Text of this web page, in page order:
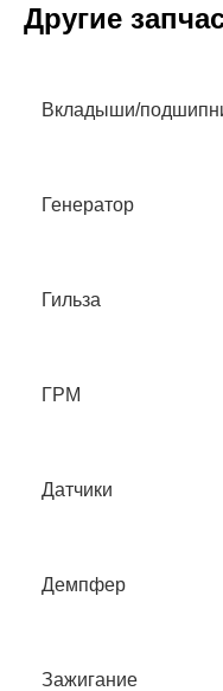
Другие
Вкладыши/
Генератор
Гильза
ГРМ
Датчики
Демпфер
Зажигание